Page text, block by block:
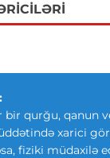
bir qurğu, qanun
xarici
fiziki müdaxilə